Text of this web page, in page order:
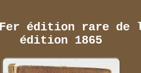
Fer édition rare
édition 1865